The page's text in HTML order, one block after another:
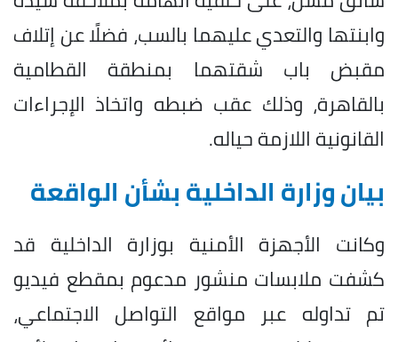
وابنتها والتعدي عليهما بالسب، فضلًا عن إتلاف
مقبض باب شقتهما بمنطقة القطامية
بالقاهرة، وذلك عقب ضبطه واتخاذ الإجراءات
القانونية اللازمة حياله.
بيان وزارة الداخلية بشأن الواقعة
وكانت الأجهزة الأمنية بوزارة الداخلية قد
كشفت ملابسات منشور مدعوم بمقطع فيديو
تم تداوله عبر مواقع التواصل الاجتماعي،